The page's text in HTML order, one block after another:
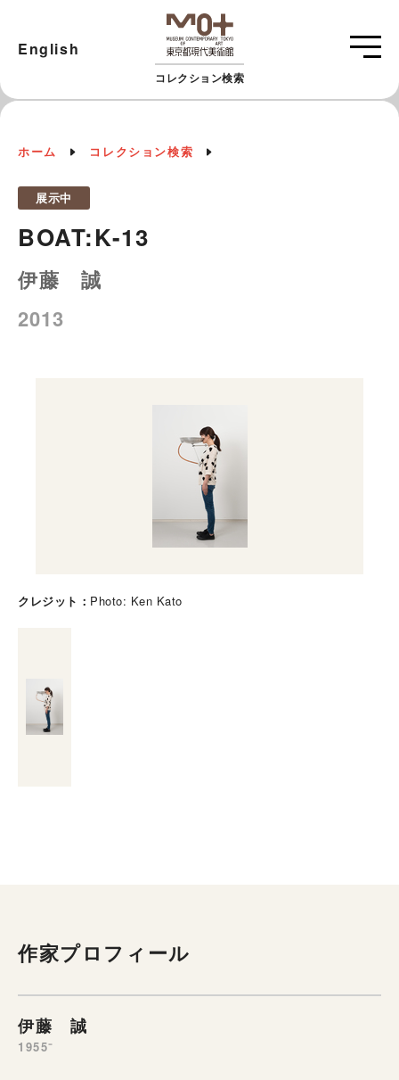
コレクション検索
English
ホーム コレクション検索
展示中
BOAT:K-13
伊藤 誠
2013
クレジット Photo: Ken Kato
作家プロフィール
伊藤 誠
1955⁻